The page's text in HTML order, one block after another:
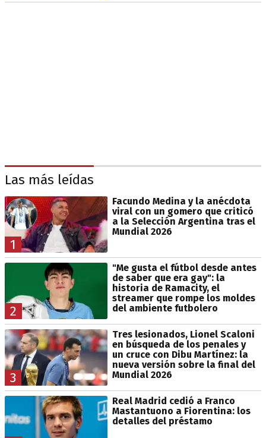
Las más leídas
1
Facundo Medina y la anécdota
viral con un gomero que criticó
a la Selección Argentina tras el
Mundial 2026
2
"Me gusta el fútbol desde antes
de saber que era gay": la
historia de Ramacity, el
streamer que rompe los moldes
del ambiente futbolero
3
Tres lesionados, Lionel Scaloni
en búsqueda de los penales y
un cruce con Dibu Martínez: la
nueva versión sobre la final del
Mundial 2026
Real Madrid cedió a Franco
Mastantuono a Fiorentina: los
detalles del préstamo